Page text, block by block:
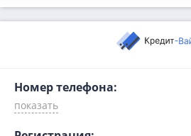
Номер телефона: